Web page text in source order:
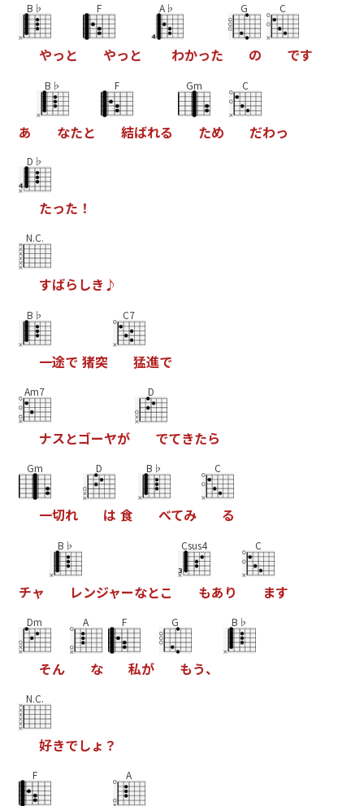
B♭
やっ と
F
やっ と
A♭
わかった
G
の
C
です
あ
B♭
なたと
F
結ばれる
Gm
ため
C
だわっ
D♭
たった ！
N.C.
すばら しき ♪
B♭
一途で 猪突
C7
猛進で
Am7
ナスとゴーヤが
D
でてきたら
Gm
一切れ
D
は 食
B♭
べてみ
C
る
チャ
B♭
レンジャーなとこ
Csus4
もあ り
C
ます
Dm
そん
A
な
F
私が
G
もう、
B♭
N.C.
好きでしょ ？
F A